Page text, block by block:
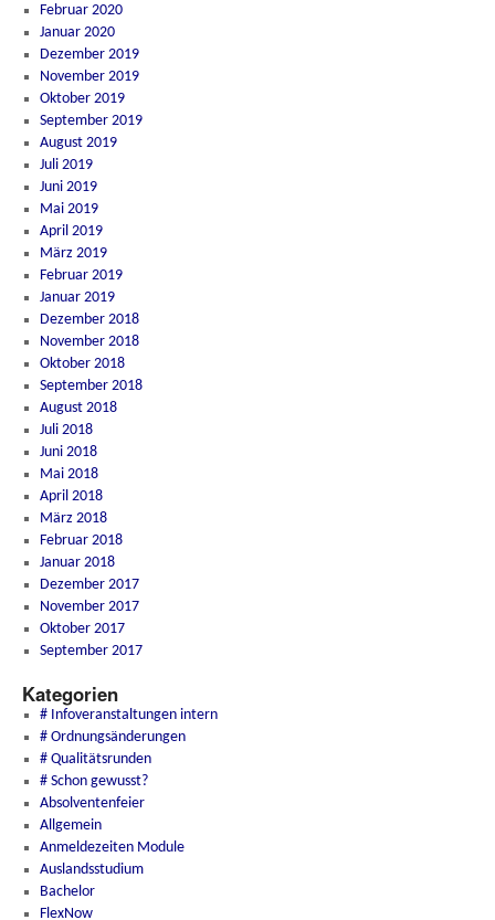
Februar 2020
Januar 2020
Dezember 2019
November 2019
Oktober 2019
September 2019
August 2019
Juli 2019
Juni 2019
Mai 2019
April 2019
März 2019
Februar 2019
Januar 2019
Dezember 2018
November 2018
Oktober 2018
September 2018
August 2018
Juli 2018
Juni 2018
Mai 2018
April 2018
März 2018
Februar 2018
Januar 2018
Dezember 2017
November 2017
Oktober 2017
September 2017
Kategorien
# Infoveranstaltungen intern
# Ordnungsänderungen
# Qualitätsrunden
# Schon gewusst?
Absolventenfeier
Allgemein
Anmeldezeiten Module
Auslandsstudium
Bachelor
FlexNow